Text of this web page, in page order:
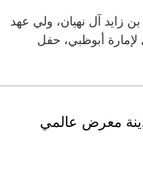
زايد آل نهيان، ولي عهد
أبوظبي، حفل
معرض عالمي